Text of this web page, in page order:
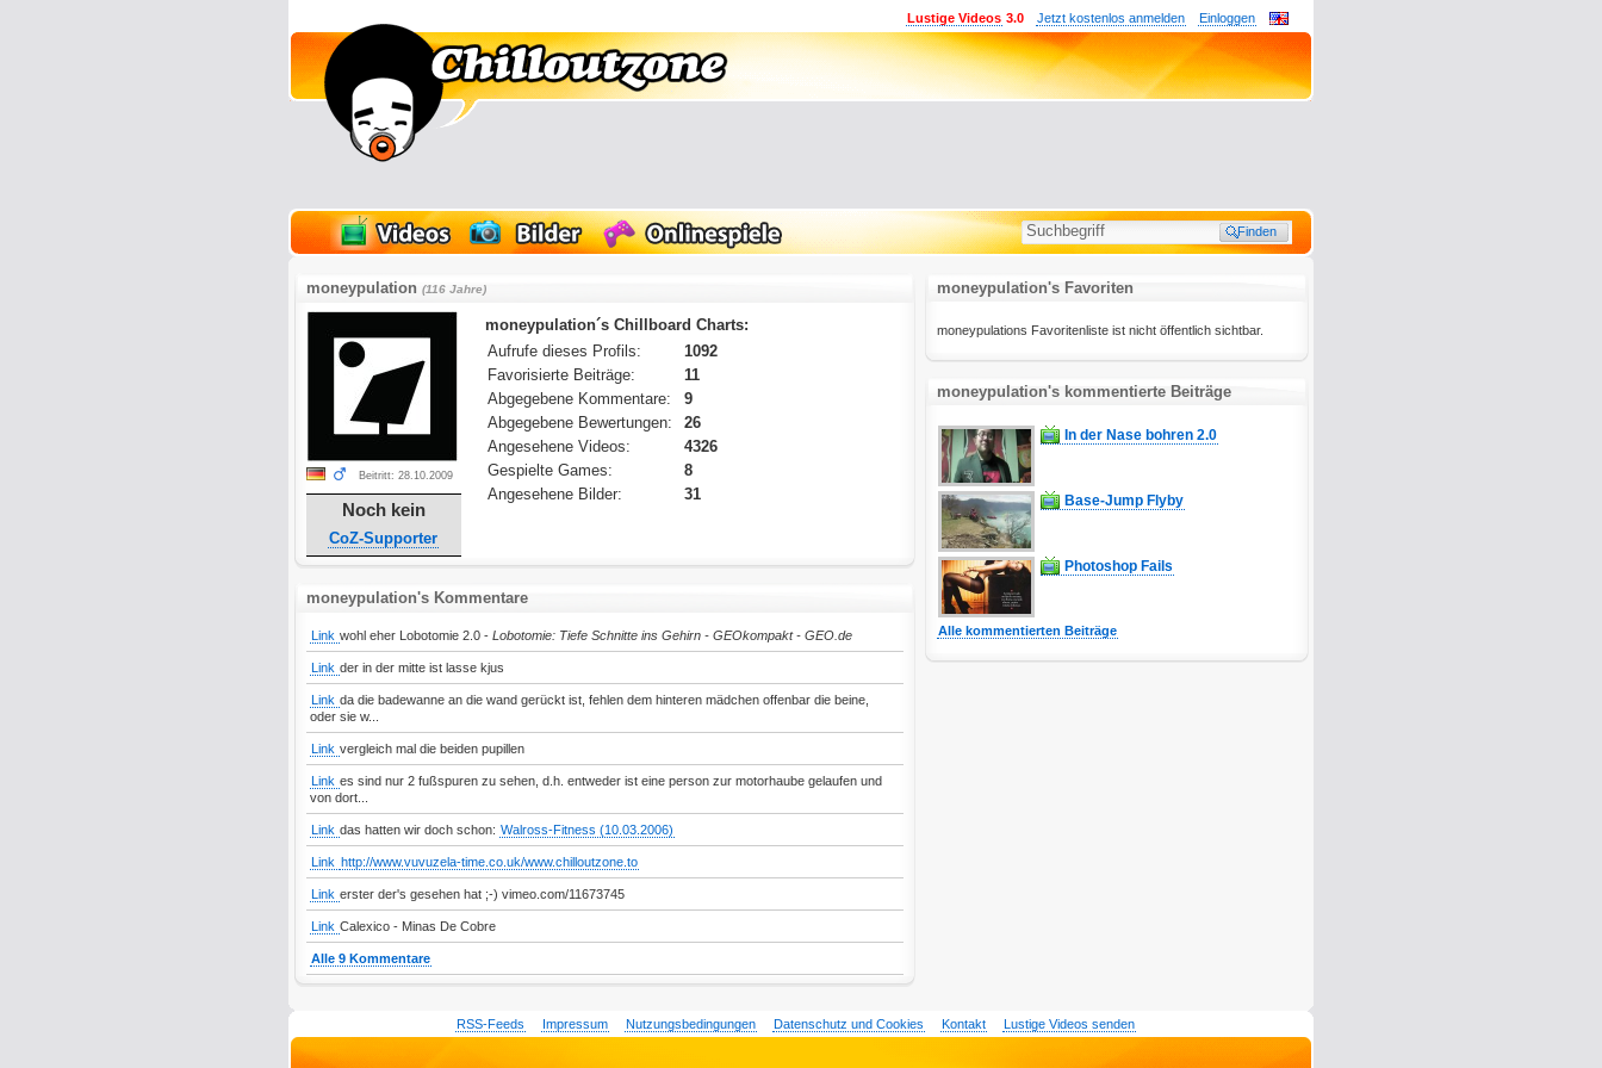
Einloggen
Jetzt kostenlos anmelden
Lustige Videos 3.0
moneypulation (116 Jahre)
Beitritt: 28.10.2009
Noch kein
CoZ-Supporter
moneypulation´s Chillboard Charts:
Aufrufe dieses Profils:
1092
Favorisierte Beiträge:
11
Abgegebene Kommentare:
9
Abgegebene Bewertungen:
26
Angesehene Videos:
4326
Gespielte Games:
8
Angesehene Bilder:
31
moneypulation's Kommentare
Link wohl eher Lobotomie 2.0 - Lobotomie: Tiefe Schnitte ins Gehirn - GEOkompakt - GEO.de
Link der in der mitte ist lasse kjus
Link da die badewanne an die wand gerückt ist, fehlen dem hinteren mädchen offenbar die beine,
oder sie w...
Link vergleich mal die beiden pupillen
Link es sind nur 2 fußspuren zu sehen, d.h. entweder ist eine person zur motorhaube gelaufen und
von dort...
Link das hatten wir doch schon: Walross-Fitness (10.03.2006)
Link http://www.vuvuzela-time.co.uk/www.chilloutzone.to
Link erster der's gesehen hat ;-) vimeo.com/11673745
Link Calexico - Minas De Cobre
Alle 9 Kommentare
moneypulation's Favoriten
moneypulations Favoritenliste ist nicht öffentlich sichtbar.
moneypulation's kommentierte Beiträge
In der Nase bohren 2.0
Base-Jump Flyby
Photoshop Fails
Alle kommentierten Beiträge
RSS-Feeds Impressum Nutzungsbedingungen Datenschutz und Cookies Kontakt Lustige Videos senden